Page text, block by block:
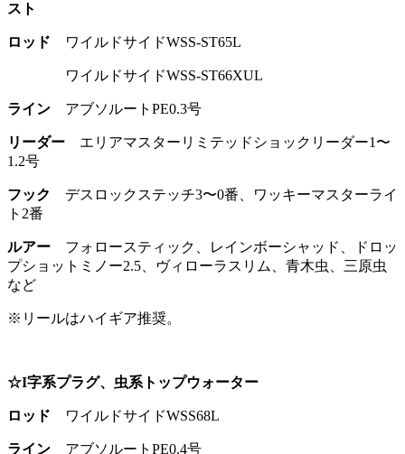
スト
ロッド ワイルドサイドWSS-ST65L
ワイルドサイドWSS-ST66XUL
ライン アブソルートPE0.3号
リーダー エリアマスターリミテッドショックリーダー1〜
1.2号
フック デスロックステッチ3〜0番、ワッキーマスターライ
ト2番
ルアー フォロースティック、レインボーシャッド、ドロッ
プショットミノー2.5、ヴィローラスリム、青木虫、三原虫
など
※リールはハイギア推奨。
☆I字系プラグ、虫系トップウォーター
ロッド ワイルドサイドWSS68L
ライン アブソルートPE0.4号